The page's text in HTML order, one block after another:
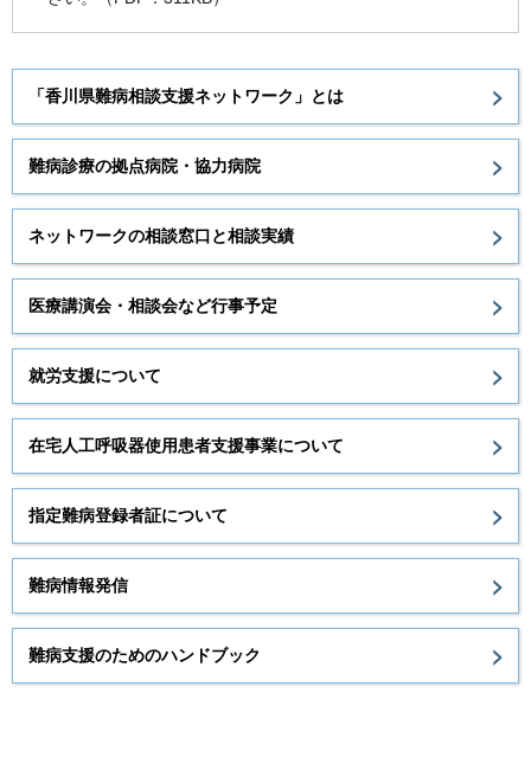
「香川県難病相談支援ネットワーク」とは
難病診療の拠点病院・協力病院
ネットワークの相談窓口と相談実績
医療講演会・相談会など行事予定
就労支援について
在宅人工呼吸器使用患者支援事業について
指定難病登録者証について
難病情報発信
難病支援のためのハンドブック